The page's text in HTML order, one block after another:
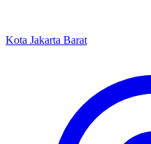
Kota Jakarta Barat